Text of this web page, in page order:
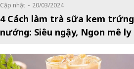
Cập nhật - 20/03/2024
4 Cách làm trà sữa kem trứng
nướng: Siêu ngậy, Ngon mê ly